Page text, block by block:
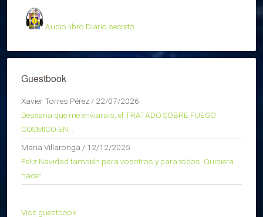
Audio libro Diario secreto
Guestbook
Xavier Torres Pérez / 22/07/2026
Desearia que me enviarais, el TRATADO SOBRE FUEGO
COSMICO EN...
Maria Villaronga / 12/12/2025
Feliz Navidad también para vosotros y para todos. Quisiera
hacer...
Visit guestbook